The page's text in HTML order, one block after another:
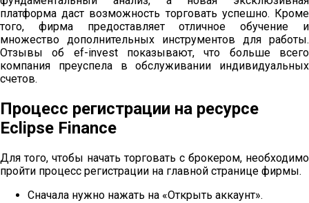
платформа даст возможность торговать успешно. Кроме
того, фирма предоставляет отличное обучение и
множество дополнительных инструментов для работы.
Отзывы об ef-invest показывают, что больше всего
компания преуспела в обслуживании индивидуальных
счетов.
Процесс регистрации на ресурсе
Eclipse Finance
Для того, чтобы начать торговать с брокером, необходимо
пройти процесс регистрации на главной странице фирмы.
Сначала нужно нажать на «Открыть аккаунт».